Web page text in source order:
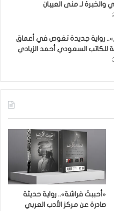
والخبرة لـ منى العيبان
رواية جديدة تغوص في أعماق
للكاتب السعودي أحمد الزيادي
«أحببتُ فراشة».. رواية حديثة
صادرة عن مركز الأدب العربي